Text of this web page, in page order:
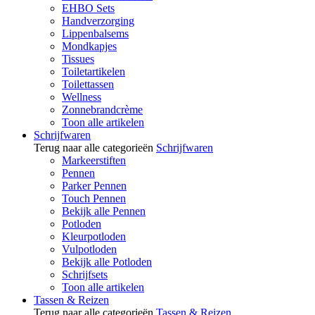
EHBO Sets
Handverzorging
Lippenbalsems
Mondkapjes
Tissues
Toiletartikelen
Toilettassen
Wellness
Zonnebrandcrème
Toon alle artikelen
Schrijfwaren
Terug naar alle categorieën Schrijfwaren
Markeerstiften
Pennen
Parker Pennen
Touch Pennen
Bekijk alle Pennen
Potloden
Kleurpotloden
Vulpotloden
Bekijk alle Potloden
Schrijfsets
Toon alle artikelen
Tassen & Reizen
Terug naar alle categorieën Tassen & Reizen